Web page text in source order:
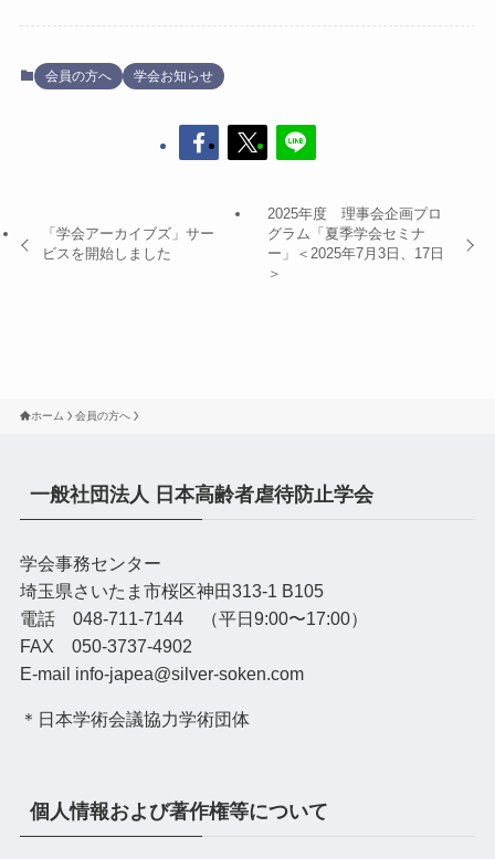
会員の方へ 学会お知らせ
「学会アーカイブズ」サー
ビスを開始しました
2025年度 理事会企画プロ
グラム「夏季学会セミナ
ー」＜2025年7月3日、17日
＞
ホーム 会員の方へ
一般社団法人 日本高齢者虐待防止学会
学会事務センター
埼玉県さいたま市桜区神田313-1 B105
電話 048-711-7144 （平日9:00〜17:00）
FAX 050-3737-4902
E-mail info-japea@silver-soken.com
＊日本学術会議協力学術団体
個人情報および著作権等について